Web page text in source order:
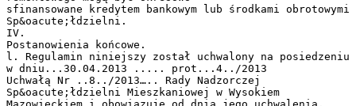
sfinansowane kredytem bankowym lub środkami obrotowymi
Sp&oacute;łdzielni.
IV.
Postanowienia końcowe.
l. Regulamin niniejszy został uchwalony na posiedzeniu
w dniu...30.04.2013 ..... prot...4../2013
Uchwałą Nr ..8../2013….. Rady Nadzorczej
Sp&oacute;łdzielni Mieszkaniowej w Wysokiem